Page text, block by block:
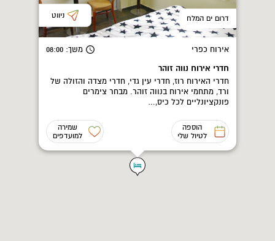
דרום ים המלח ניווט
אירוח כפרי משך: 08:00
חדרי אירוח נווה זוהר
חדרי האירוח רוז, חדרי עין גדי, חדרי מצדה והזולה של
ורד, מתחמי אירוח בנווה זוהר. מבחר צימרים
פונקציונליים לכל כיס,…
הוספה
לטיול שלי
שמירה
למועדפים